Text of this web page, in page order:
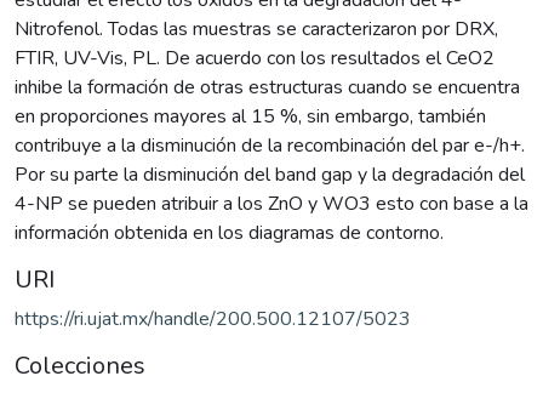
Nitrofenol. Todas las muestras se caracterizaron por DRX,
FTIR, UV-Vis, PL. De acuerdo con los resultados el CeO2
inhibe la formación de otras estructuras cuando se encuentra
en proporciones mayores al 15 %, sin embargo, también
contribuye a la disminución de la recombinación del par e-/h+.
Por su parte la disminución del band gap y la degradación del
4-NP se pueden atribuir a los ZnO y WO3 esto con base a la
información obtenida en los diagramas de contorno.
URI
https://ri.ujat.mx/handle/200.500.12107/5023
Colecciones